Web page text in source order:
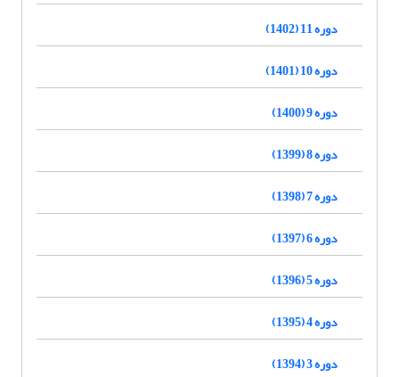
دوره 11 (1402)
دوره 10 (1401)
دوره 9 (1400)
دوره 8 (1399)
دوره 7 (1398)
دوره 6 (1397)
دوره 5 (1396)
دوره 4 (1395)
دوره 3 (1394)